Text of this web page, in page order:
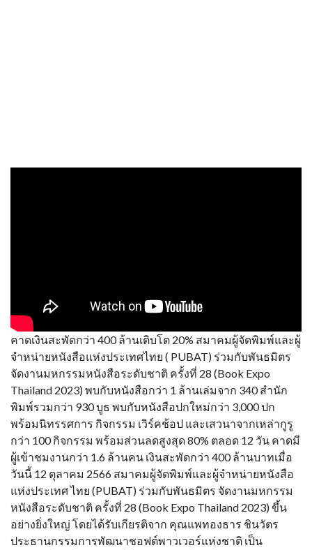
คาดเงินสะพัดกว่า 400 ล้านเติบโต 20% สมาคมผู้จัดพิมพ์และผู้
จำหน่ายหนังสือแห่งประเทศไทย ( PUBAT) ร่วมกับพันธมิตร
จัดงานมหกรรมหนังสือระดับชาติ ครั้งที่ 28 (Book Expo
Thailand 2023) พบกับหนังสือกว่า 1 ล้านเล่มจาก 340 สำนัก
พิมพ์รวมกว่า 930 บูธ พบกับหนังสือปกใหม่กว่า 3,000 ปก
พร้อมนิทรรศการ กิจกรรม เวิร์คช้อป และเสวนาจากเหล่ากูรู
กว่า 100 กิจกรรม พร้อมส่วนลดสูงสุด 80% ตลอด 12 วัน คาดมี
ผู้เข้าชมงานกว่า 1.6 ล้านคน เงินสะพัดกว่า 400 ล้านบาทเมื่อ
วันนี้ 12 ตุลาคม 2566 สมาคมผู้จัดพิมพ์และผู้จำหน่ายหนังสือ
แห่งประเทศ ไทย (PUBAT) ร่วมกับพันธมิตร จัดงานมหกรรม
หนังสือระดับชาติ ครั้งที่ 28 (Book Expo Thailand 2023) ขึ้น
อย่างยิ่งใหญ่ โดยได้รับเกียรติจาก คุณแพทองธาร ชินวัตร
ประธานกรรมการพัฒนาชอฟต์พาวเวอร์แห่งชาติ เป็น